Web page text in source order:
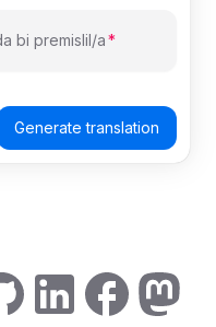
bi premislil/a
Generate translation